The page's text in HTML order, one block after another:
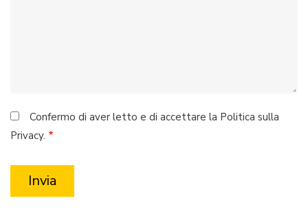
Confermo di aver letto e di accettare la Politica sulla
Privacy.